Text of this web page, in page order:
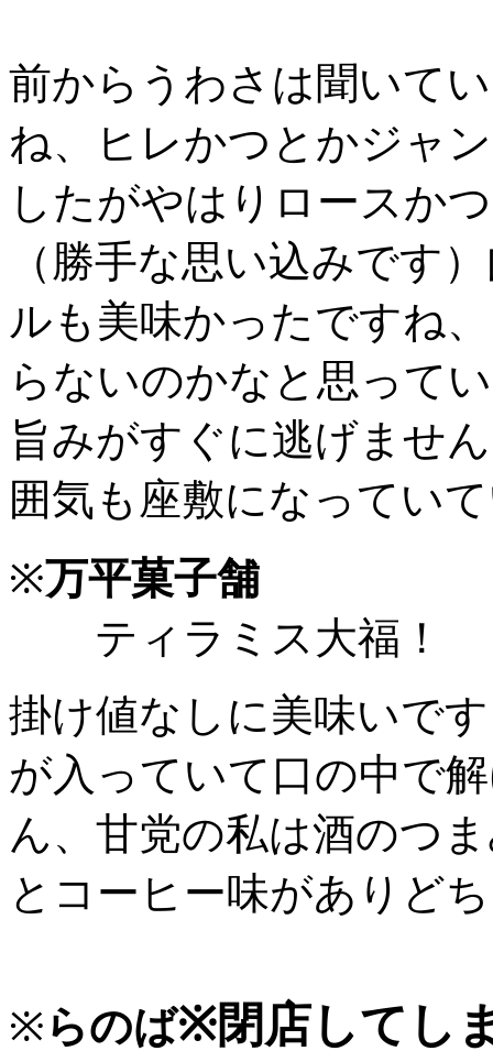
前からうわさは聞いて
ね、ヒレかつとかジャ
したがやはりロースか
（勝手な思い込みです
ルも美味かったですね
らないのかなと思って
旨みがすぐに逃げませ
囲気も座敷になってい
※万平菓子舗
ティラミス大福！
掛け値なしに美味いで
が入っていて口の中で
ん、甘党の私は酒のつ
とコーヒー味がありど
※らのば※閉店してし